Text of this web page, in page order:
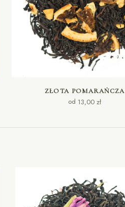
WYBIERZ OPCJE
ZŁOTA POMARAŃCZA
od 13,00zł